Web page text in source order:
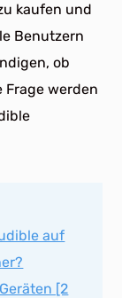
kaufen und
Benutzern
ob
Frage werden
auf
[2